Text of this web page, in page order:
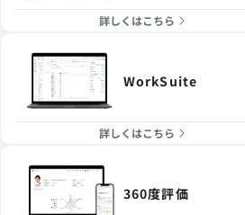
詳しくはこちら
WorkSuite
詳しくはこちら
360度評価